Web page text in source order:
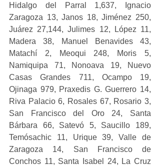
Hidalgo del Parral 1,637, Ignacio
Zaragoza 13, Janos 18, Jiménez 250,
Juárez 27,144, Julimes 12, López 11,
Madera 38, Manuel Benavides 43,
Matachí 2, Meoqui 248, Moris 5,
Namiquipa 71, Nonoava 19, Nuevo
Casas Grandes 711, Ocampo 19,
Ojinaga 979, Praxedis G. Guerrero 14,
Riva Palacio 6, Rosales 67, Rosario 3,
San Francisco del Oro 24, Santa
Bárbara 66, Satevó 5, Saucillo 189,
Temósachic 11, Urique 39, Valle de
Zaragoza 14, San Francisco de
Conchos 11, Santa Isabel 24, La Cruz